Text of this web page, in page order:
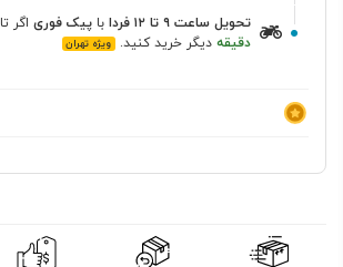
تحویل ساعت ۹ تا ۱۲ فردا با پیک فوری اگر تا
دقیقه دیگر خرید کنید.
ویژه تهران